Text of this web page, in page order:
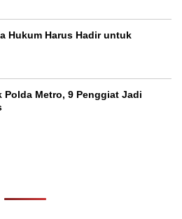
Hukum Harus Hadir untuk
Metro, 9 Penggiat Jadi